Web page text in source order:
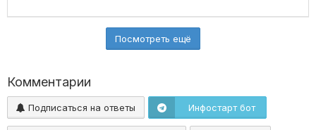
Посмотреть ещё
Комментарии
Подписаться на ответы Инфостарт бот